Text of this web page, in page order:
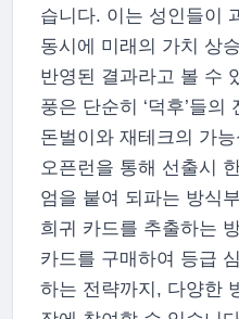
습니다. 이는 성인들이
동시에 미래의 가치 상
반영된 결과라고 볼 수
풍은 단순히 ‘덕후’들
돈벌이와 재테크의 가
오픈런을 통해 선출시
엄을 붙여 되파는 방식
희귀 카드를 추출하는
카드를 구매하여 등급
하는 전략까지, 다양한